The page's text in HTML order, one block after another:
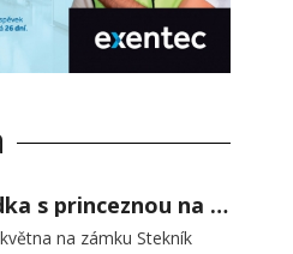
Prohlídka s princeznou na zámku Stekník
na zámku Stekník